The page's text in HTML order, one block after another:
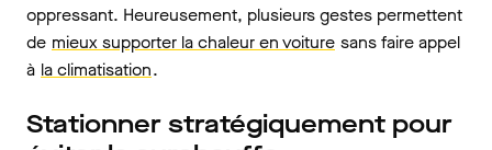
oppressant. Heureusement, plusieurs gestes permettent
de mieux supporter la chaleur en voiture sans faire appel
à la climatisation.
Stationner stratégiquement pour